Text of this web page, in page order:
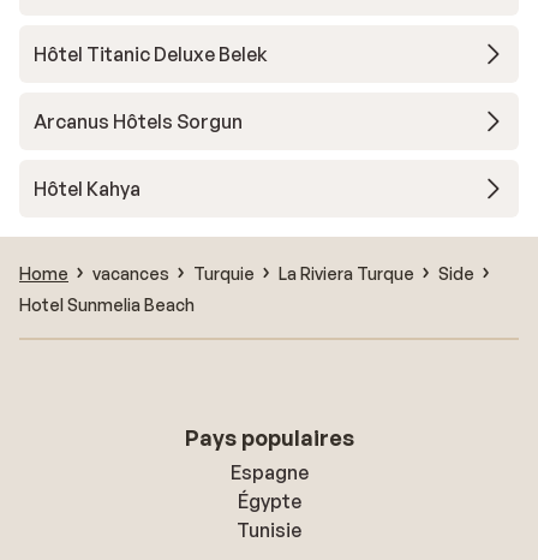
Hôtel Titanic Deluxe Belek
Arcanus Hôtels Sorgun
Hôtel Kahya
Home vacances Turquie La Riviera Turque
Side
Hotel Sunmelia Beach
Pays populaires
Espagne
Égypte
Tunisie